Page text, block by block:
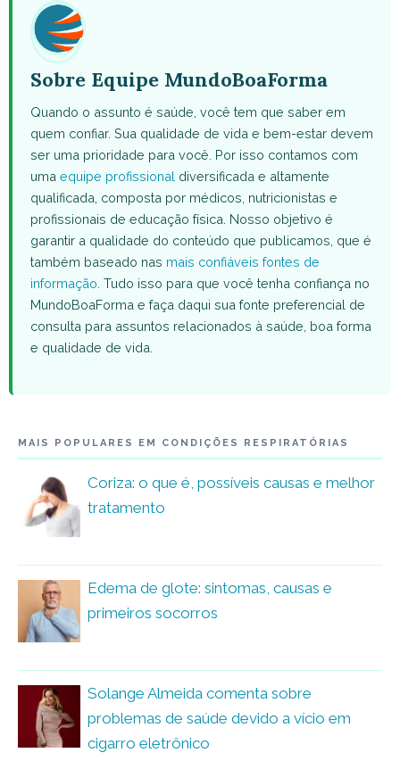
Sobre Equipe MundoBoaForma
Quando o assunto é saúde, você tem que saber em
quem confiar. Sua qualidade de vida e bem-estar devem
ser uma prioridade para você. Por isso contamos com
uma equipe profissional diversificada e altamente
qualificada, composta por médicos, nutricionistas e
profissionais de educação física. Nosso objetivo é
garantir a qualidade do conteúdo que publicamos, que é
também baseado nas mais confiáveis fontes de
informação . Tudo isso para que você tenha confiança no
MundoBoaForma e faça daqui sua fonte preferencial de
consulta para assuntos relacionados à saúde, boa forma
e qualidade de vida.
MAIS POPULARES EM CONDIÇÕES RESPIRATÓRIAS
Coriza: o que é, possíveis causas e melhor
tratamento
Edema de glote: sintomas, causas e
primeiros socorros
Solange Almeida comenta sobre
problemas de saúde devido a vício em
cigarro eletrônico